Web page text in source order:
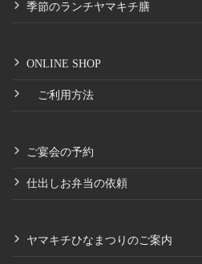
季節のランチヤマキチ膳
ONLINE SHOP
ご利用方法
ご宴会の予約
仕出しお弁当の依頼
ヤマキチひなまつりのご案内